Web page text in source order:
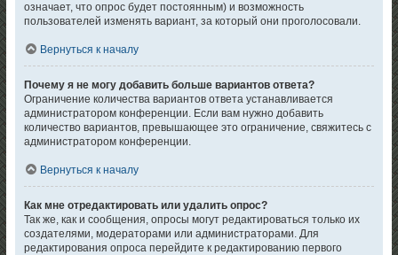
означает, что опрос будет постоянным) и возможность
пользователей изменять вариант, за который они проголосовали.
Вернуться к началу
Почему я не могу добавить больше вариантов ответа?
Ограничение количества вариантов ответа устанавливается
администратором конференции. Если вам нужно добавить
количество вариантов, превышающее это ограничение, свяжитесь с
администратором конференции.
Вернуться к началу
Как мне отредактировать или удалить опрос?
Так же, как и сообщения, опросы могут редактироваться только их
создателями, модераторами или администраторами. Для
редактирования опроса перейдите к редактированию первого